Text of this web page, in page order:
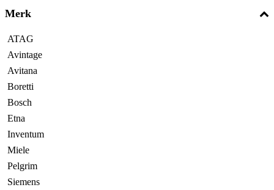
Merk
ATAG
Avintage
Avitana
Boretti
Bosch
Etna
Inventum
Miele
Pelgrim
Siemens